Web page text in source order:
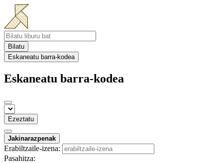
Bilatu
Eskaneatu barra-kodea
Eskaneatu barra-kodea
Ezeztatu
Jakinarazpenak
Erabiltzaile-izena:
Pasahitza: